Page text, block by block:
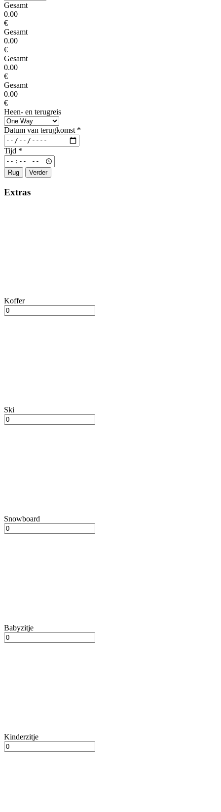
Gesamt
0.00
€
Gesamt
0.00
€
Gesamt
0.00
€
Gesamt
0.00
€
Heen- en terugreis
Datum van terugkomst *
Tijd *
Rug Verder
Extras
Koffer
Ski
Snowboard
Babyzitje
Kinderzitje